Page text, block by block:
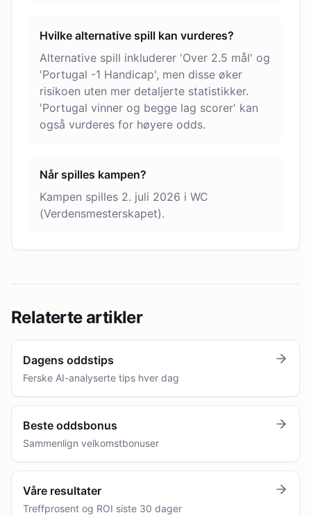
Hvilke alternative spill kan vurderes?
Alternative spill inkluderer 'Over 2.5 mål' og
'Portugal -1 Handicap', men disse øker
risikoen uten mer detaljerte statistikker.
'Portugal vinner og begge lag scorer' kan
også vurderes for høyere odds.
Når spilles kampen?
Kampen spilles 2. juli 2026 i WC
(Verdensmesterskapet).
Relaterte artikler
Dagens oddstips
Ferske AI-analyserte tips hver dag
Beste oddsbonus
Sammenlign velkomstbonuser
Våre resultater
Treffprosent og ROI siste 30 dager